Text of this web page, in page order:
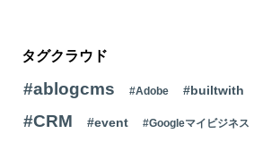
タグクラウド
#ablogcms #Adobe #builtwith
#CRM
#event #Googleマイビジネス